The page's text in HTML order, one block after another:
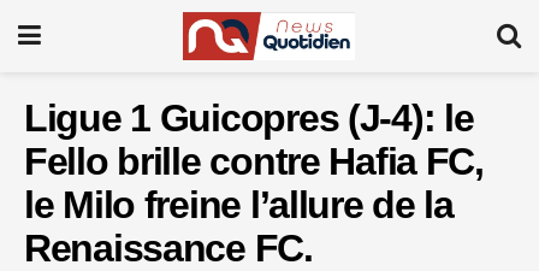
Ligue 1 Guicopres (J-4): le
Fello brille contre Hafia FC,
le Milo freine l’allure de la
Renaissance FC.